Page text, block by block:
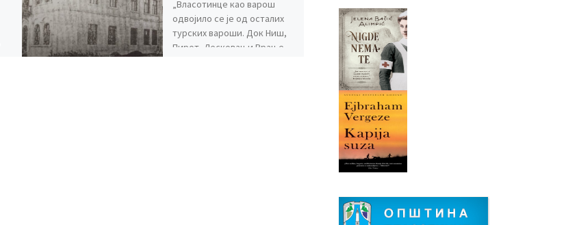
„Власотинце као варош
одвојило се је од осталих
турских вароши. Док Ниш,
Пирот, Лесковац и Врање